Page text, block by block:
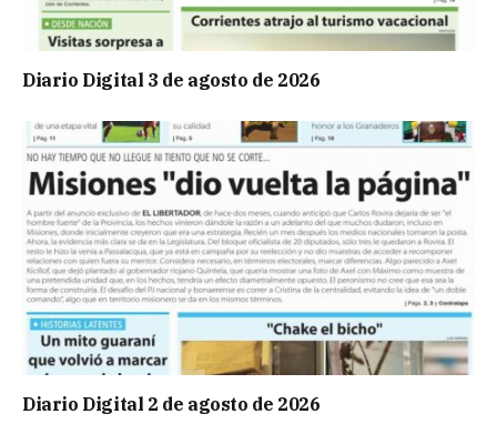
Diario Digital 3 de agosto de 2026
Diario Digital 2 de agosto de 2026